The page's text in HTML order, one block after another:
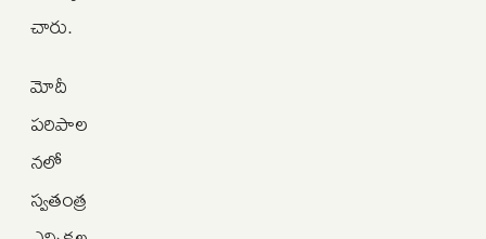
చారు.
మోదీ
పరిపాల
నలో
స్వతంత్ర